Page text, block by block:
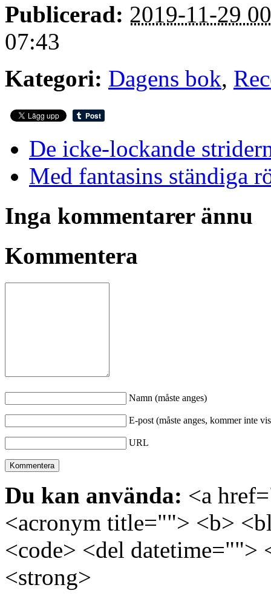
Publicerad: 2019-11-29
07:43
Kategori: Dagens bok,
De icke-lockande
Med fantasins ständiga
Inga kommentarer ännu
Kommentera
Namn (måste anges)
E-post (måste anges, kommer inte
URL
Du kan använda: <a
<acronym title=""> <b>
<code> <del
<strong>